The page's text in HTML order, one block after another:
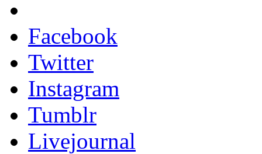
Facebook
Twitter
Instagram
Tumblr
Livejournal